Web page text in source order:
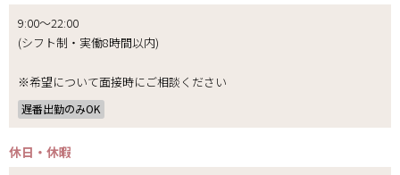
9:00～22:00
(シフト制・実働8時間以内)
※希望について面接時にご相談ください
遅番出勤のみOK
休日・休暇